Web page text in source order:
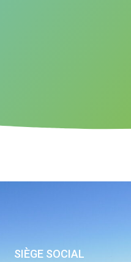
SIÈGE SOCIAL